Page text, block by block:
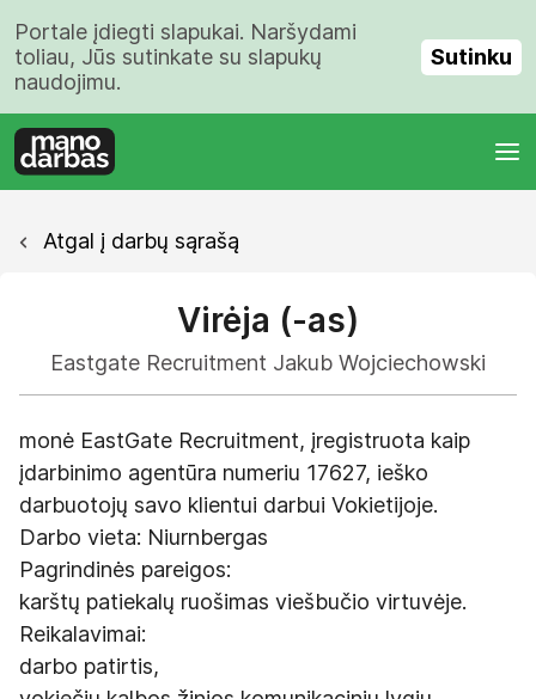
Portale įdiegti slapukai. Naršydami
toliau, Jūs sutinkate su slapukų
naudojimu.
Sutinku
Atgal į darbų sąrašą
Virėja (-as)
Eastgate Recruitment Jakub Wojciechowski
monė EastGate Recruitment, įregistruota kaip
įdarbinimo agentūra numeriu 17627, ieško
darbuotojų savo klientui darbui Vokietijoje.
Darbo vieta: Niurnbergas
Pagrindinės pareigos:
karštų patiekalų ruošimas viešbučio virtuvėje.
Reikalavimai:
darbo patirtis,